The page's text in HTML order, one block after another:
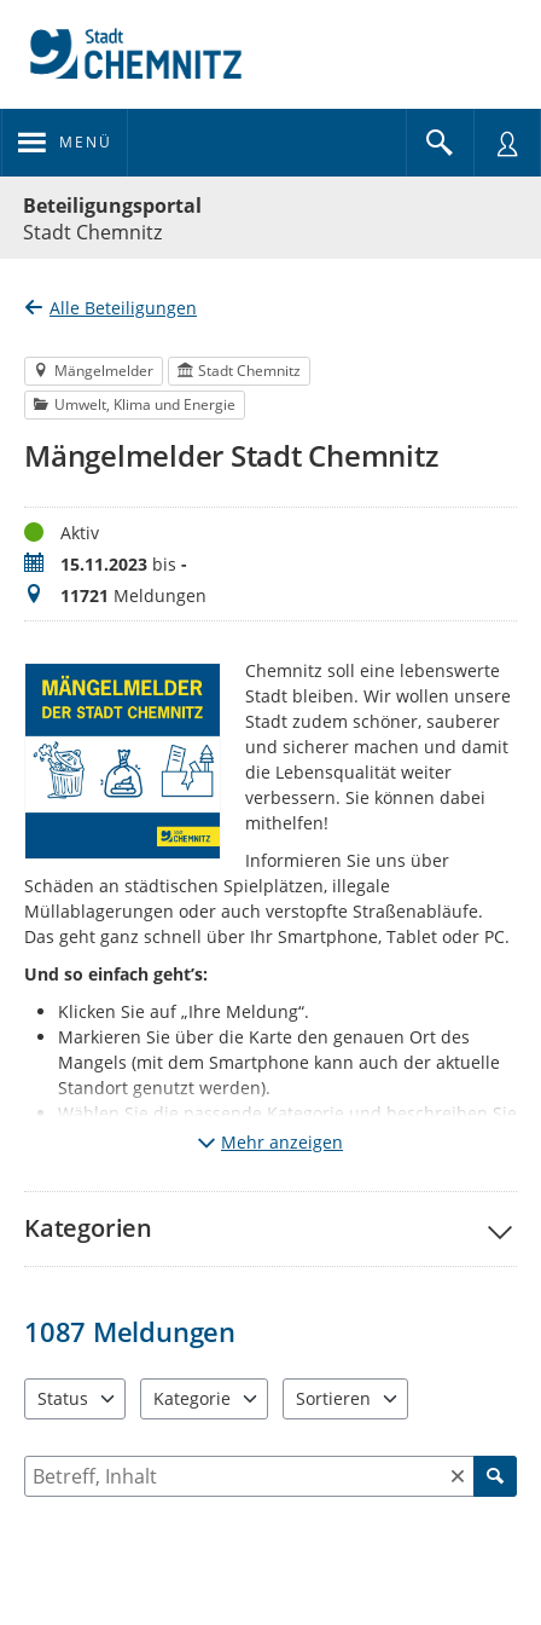
MENÜ
Beteiligungsportal
Stadt Chemnitz
Alle Beteiligungen
Mängelmelder
Stadt Chemnitz
Umwelt, Klima und Energie
Mängelmelder Stadt Chemnitz
StatusAktiv
Zeitraum15.11.2023 bis -
Meldungen
11721 Meldungen
Chemnitz soll eine lebenswerte
Stadt bleiben. Wir wollen unsere
Stadt zudem schöner, sauberer
und sicherer machen und damit
die Lebensqualität weiter
verbessern. Sie können dabei
mithelfen!
Informieren Sie uns über
Schäden an städtischen Spielplätzen, illegale
Müllablagerungen oder auch verstopfte Straßenabläufe.
Das geht ganz schnell über Ihr Smartphone, Tablet oder PC.
Und so einfach geht’s:
Klicken Sie auf „Ihre Meldung“.
Markieren Sie über die Karte den genauen Ort des
Mangels (mit dem Smartphone kann auch der aktuelle
Standort genutzt werden).
Wählen Sie die passende Kategorie und beschreiben Sie
kurz den Mangel. Fügen Sie wenn möglich ein Foto vom
Klicken Sie auf „Meldung absenden“.Ihre Meldung wird
nach redaktioneller Prüfung sichtbar (diese erfolgt 1x
täglich, Mo-Fr, außer Feiertage).
Gleichzeitig wird der
jeweils zuständige Fachbereich automatisch informiert.
Melden Sie bitte nur solche Mängel, die den
anderes Problem entdeckt? Dann informieren Sie uns
bitte über die Behördenrufnummer 115 oder per Mail
Falls Sie Ihrer Meldung Fotos anfügen, werden diese zu
ihrer Meldung öffentlich sichtbar: Diese dürfen
Mehr anzeigen
Kategorien
1087 Meldungen
Status
Kategorie
Sortieren
Suche nach Meldungen und Kommentaren